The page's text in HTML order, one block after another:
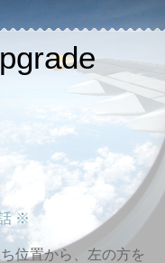
※
位置から、左の方を